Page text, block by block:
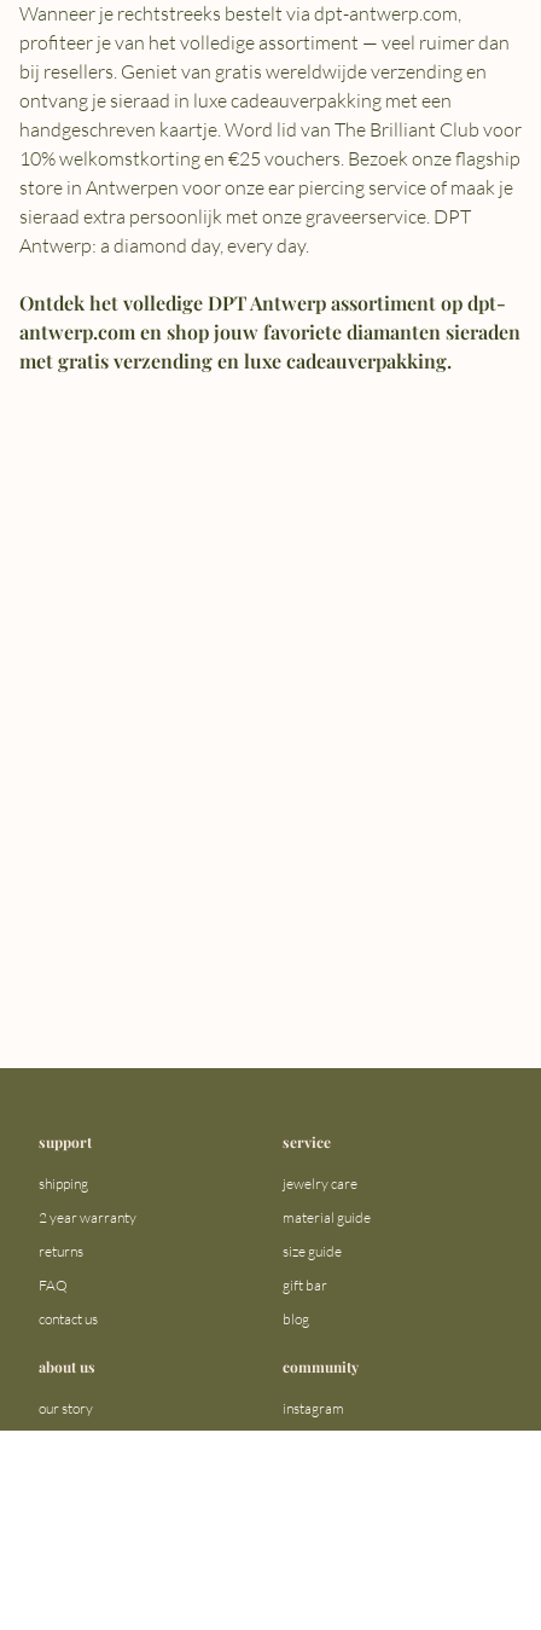
Wanneer je rechtstreeks bestelt via dpt-antwerp.com,
profiteer je van het volledige assortiment — veel ruimer dan
bij resellers. Geniet van gratis wereldwijde verzending en
ontvang je sieraad in luxe cadeauverpakking met een
handgeschreven kaartje. Word lid van The Brilliant Club voor
10% welkomstkorting en €25 vouchers. Bezoek onze flagship
store in Antwerpen voor onze ear piercing service of maak je
sieraad extra persoonlijk met onze graveerservice. DPT
Antwerp: a diamond day, every day.
Ontdek het volledige DPT Antwerp assortiment op dpt-
antwerp.com en shop jouw favoriete diamanten sieraden
met gratis verzending en luxe cadeauverpakking.
support
shipping
2 year warranty
returns
FAQ
contact us
service
jewelry care
material guide
size guide
gift bar
blog
about us
our story
community
instagram